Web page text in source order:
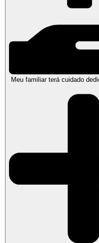
Meu familiar terá cuidado